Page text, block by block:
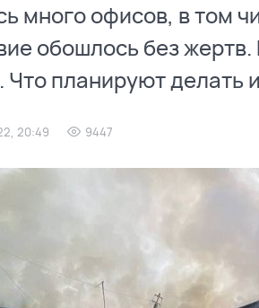
много офисов, в том
обошлось без
Что планируют делать
20:49 9447